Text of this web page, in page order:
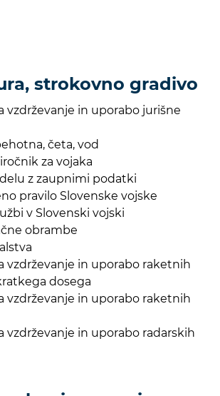
strokovno gradivo
vzdrževanje in uporabo jurišne
četa, vod
za vojaka
z zaupnimi podatki
pravilo Slovenske vojske
v Slovenski vojski
obrambe
vzdrževanje in uporabo raketnih
dosega
vzdrževanje in uporabo raketnih
vzdrževanje in uporabo radarskih